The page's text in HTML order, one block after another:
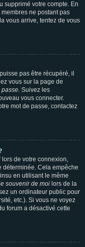
supprimé votre compte. En
ne postant pas
vous arrive, tentez de vous
pas être récupéré, il
vous sur la page de
passe. Suivez les
vous connecter.
mot de passe, contactez
lors de votre connexion,
déterminée. Cela empêche
en utilisant le même
souvenir de moi lors de la
un ordinateur public pour
etc.). Si vous ne voyez
forum a désactivé cette